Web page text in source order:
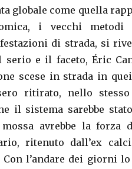
globale come quella
i vecchi
di strada, si
serio e il faceto, Éric
scese in strada in
ritirato, nello
il sistema sarebbe
avrebbe la forza
ritenuto dall’ex
l’andare dei giorni